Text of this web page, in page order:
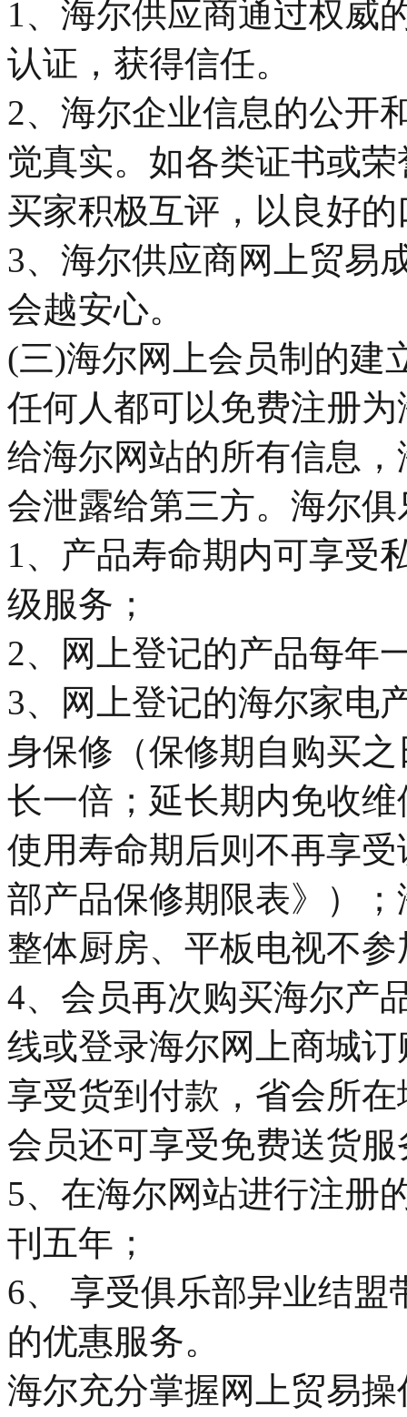
1、海尔供应商通过权威
认证，获得信任。
2、海尔企业信息的公开
觉真实。如各类证书或
买家积极互评，以良好
3、海尔供应商网上贸易
会越安心。
(三)海尔网上会员制的建
任何人都可以免费注册
给海尔网站的所有信息
会泄露给第三方。海尔
1、产品寿命期内可享受
级服务；
2、网上登记的产品每年
3、网上登记的海尔家电
身保修（保修期自购买
长一倍；延长期内免收
使用寿命期后则不再享
部产品保修期限表》）
整体厨房、平板电视不
4、会员再次购买海尔产
线或登录海尔网上商城
享受货到付款，省会所
会员还可享受免费送货服
5、在海尔网站进行注册
刊五年；
6、 享受俱乐部异业结
的优惠服务。
海尔充分掌握网上贸易